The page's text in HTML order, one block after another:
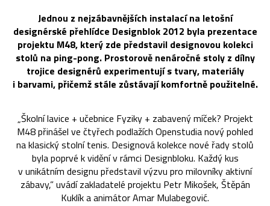
Jednou z nejzábavnějších instalací na letošní
designérské přehlídce Designblok 2012 byla prezentace
projektu M48, který zde představil designovou kolekci
stolů na ping-pong. Prostorově nenáročné stoly z dílny
trojice designérů experimentují s tvary, materiály
i barvami, přičemž stále zůstávají komfortně použitelné.
„Školní lavice + učebnice Fyziky + zabavený míček? Projekt
M48 přinášel ve čtyřech podlažích Openstudia nový pohled
na klasický stolní tenis. Designová kolekce nové řady stolů
byla poprvé k vidění v rámci Designbloku. Každý kus
v unikátním designu představil výzvu pro milovníky aktivní
zábavy,” uvádí zakladatelé projektu Petr Mikošek, Štěpán
Kuklík a animátor Amar Mulabegović.